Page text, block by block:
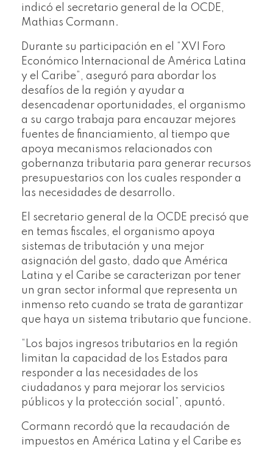
indicó el secretario general de la OCDE,
Mathias Cormann.
Durante su participación en el “XVI Foro
Económico Internacional de América Latina
y el Caribe”, aseguró para abordar los
desafíos de la región y ayudar a
desencadenar oportunidades, el organismo
a su cargo trabaja para encauzar mejores
fuentes de financiamiento, al tiempo que
apoya mecanismos relacionados con
gobernanza tributaria para generar recursos
presupuestarios con los cuales responder a
las necesidades de desarrollo.
El secretario general de la OCDE precisó que
en temas fiscales, el organismo apoya
sistemas de tributación y una mejor
asignación del gasto, dado que América
Latina y el Caribe se caracterizan por tener
un gran sector informal que representa un
inmenso reto cuando se trata de garantizar
que haya un sistema tributario que funcione.
“Los bajos ingresos tributarios en la región
limitan la capacidad de los Estados para
responder a las necesidades de los
ciudadanos y para mejorar los servicios
públicos y la protección social”, apuntó.
Cormann recordó que la recaudación de
impuestos en América Latina y el Caribe es